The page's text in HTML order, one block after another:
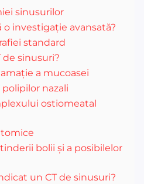
sinusurilor
o investigație avansată?
standard
de sinusuri?
a mucoasei
nazali
ostiomeatal
bolii și a posibilelor
un CT de sinusuri?